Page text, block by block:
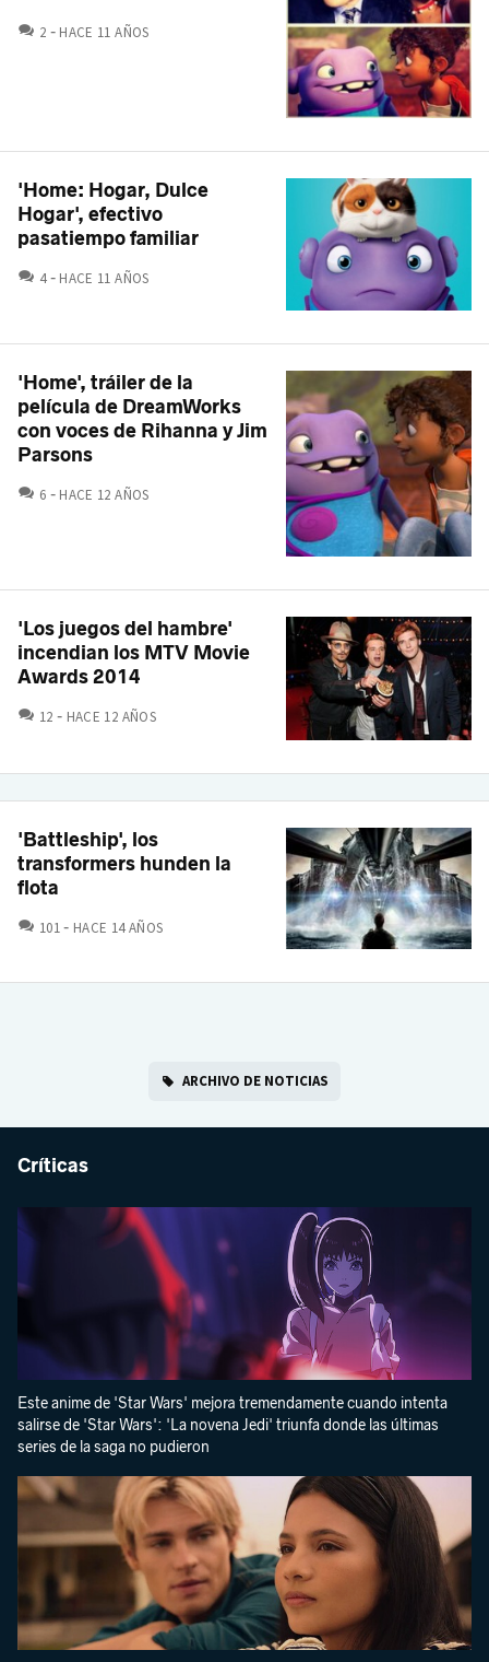
2 COMENTARIOS
HACE 11 AÑOS
'Home: Hogar, Dulce
Hogar', efectivo
pasatiempo familiar
4 COMENTARIOS
HACE 11 AÑOS
'Home', tráiler de la
película de DreamWorks
con voces de Rihanna y Jim
Parsons
6 COMENTARIOS
HACE 12 AÑOS
'Los juegos del hambre'
incendian los MTV Movie
Awards 2014
12 COMENTARIOS
HACE 12 AÑOS
'Battleship', los
transformers hunden la
flota
101COMENTARIOS
HACE 14 AÑOS
ARCHIVO DE NOTICIAS
Críticas
Este anime de 'Star Wars' mejora tremendamente cuando intenta
salirse de 'Star Wars': 'La novena Jedi' triunfa donde las últimas
series de la saga no pudieron